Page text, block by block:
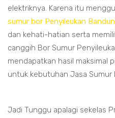
elektriknya. Karena itu
sumur bor Penyileukan
dan kehati-hatian serta
canggih Bor Sumur
mendapatkan hasil maksimal
untuk kebutuhan Jasa Sumur
Jadi Tunggu apalagi sekelas